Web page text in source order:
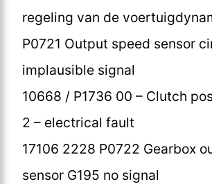
regeling van de
P0721 Output speed sensor
implausible signal
10668 / P1736 00 – Clutch
2 – electrical fault
17106 2228 P0722 Gearbox
sensor G195 no signal